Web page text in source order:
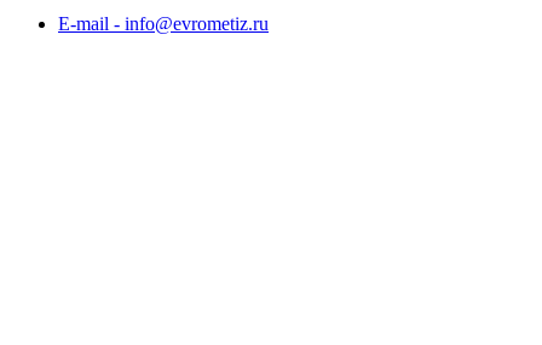
E-mail - info@evrometiz.ru